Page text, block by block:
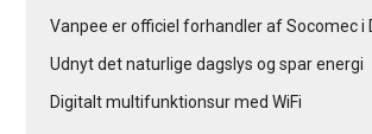
Vanpee er officiel forhandler af Socomec i
Udnyt det naturlige dagslys og spar energi
Digitalt multifunktionsur med WiFi